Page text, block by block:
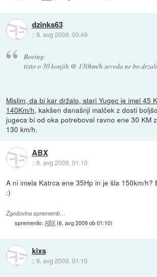
dzinks63
::6. avg 2009, 00:49
Boeing:
tisto o 30 konjih @ 130km/h seveda ne bo
Mislim, da bi kar držalo, stari Yugec je imel 45
140Km/h, kakšen današnji malček z dosti
jugeca bi od oka potreboval ravno ene 30 KM
130 km/h.
ABX
::6. avg 2009, 01:10
A ni imela Katrca ene 35Hp in je šla 150km/h?
:)
Zgodovina sprememb…
spremenilo:ABX(6. avg 2009 ob 01:10)
kixs
::6. avg 2009, 01:10